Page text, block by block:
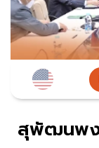
สุพัฒนพง